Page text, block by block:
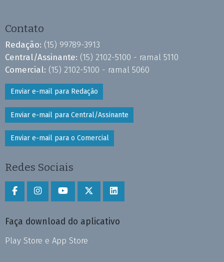
Contato
Redação: (15) 99789-3913
Central/Assinante: (15) 2102-5100 - ramal 5110
Comercial: (15) 2102-5100 - ramal 5060
Enviar e-mail para Redação
Enviar e-mail para Central/Assinante
Enviar e-mail para o Comercial
Redes Sociais
Faça download do aplicativo
Play Store e App Store